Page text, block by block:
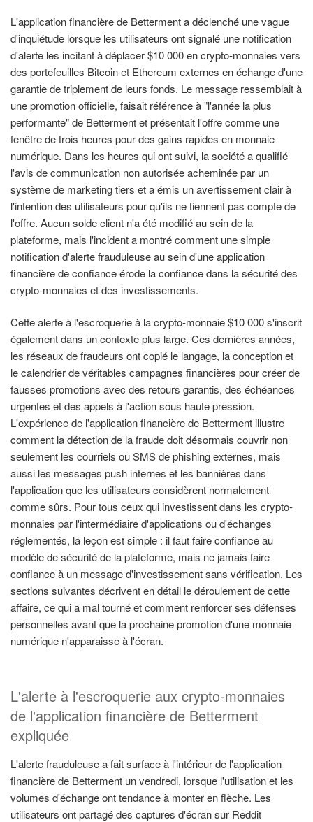
L'application financière de Betterment a déclenché une vague
d'inquiétude lorsque les utilisateurs ont signalé une notification
d'alerte les incitant à déplacer $10 000 en crypto-monnaies vers
des portefeuilles Bitcoin et Ethereum externes en échange d'une
garantie de triplement de leurs fonds. Le message ressemblait à
une promotion officielle, faisait référence à "l'année la plus
performante" de Betterment et présentait l'offre comme une
fenêtre de trois heures pour des gains rapides en monnaie
numérique. Dans les heures qui ont suivi, la société a qualifié
l'avis de communication non autorisée acheminée par un
système de marketing tiers et a émis un avertissement clair à
l'intention des utilisateurs pour qu'ils ne tiennent pas compte de
l'offre. Aucun solde client n'a été modifié au sein de la
plateforme, mais l'incident a montré comment une simple
notification d'alerte frauduleuse au sein d'une application
financière de confiance érode la confiance dans la sécurité des
crypto-monnaies et des investissements.
Cette alerte à l'escroquerie à la crypto-monnaie $10 000 s'inscrit
également dans un contexte plus large. Ces dernières années,
les réseaux de fraudeurs ont copié le langage, la conception et
le calendrier de véritables campagnes financières pour créer de
fausses promotions avec des retours garantis, des échéances
urgentes et des appels à l'action sous haute pression.
L'expérience de l'application financière de Betterment illustre
comment la détection de la fraude doit désormais couvrir non
seulement les courriels ou SMS de phishing externes, mais
aussi les messages push internes et les bannières dans
l'application que les utilisateurs considèrent normalement
comme sûrs. Pour tous ceux qui investissent dans les crypto-
monnaies par l'intermédiaire d'applications ou d'échanges
réglementés, la leçon est simple : il faut faire confiance au
modèle de sécurité de la plateforme, mais ne jamais faire
confiance à un message d'investissement sans vérification. Les
sections suivantes décrivent en détail le déroulement de cette
affaire, ce qui a mal tourné et comment renforcer ses défenses
personnelles avant que la prochaine promotion d'une monnaie
numérique n'apparaisse à l'écran.
L'alerte à l'escroquerie aux crypto-monnaies
de l'application financière de Betterment
expliquée
L'alerte frauduleuse a fait surface à l'intérieur de l'application
financière de Betterment un vendredi, lorsque l'utilisation et les
volumes d'échange ont tendance à monter en flèche. Les
utilisateurs ont partagé des captures d'écran sur Reddit